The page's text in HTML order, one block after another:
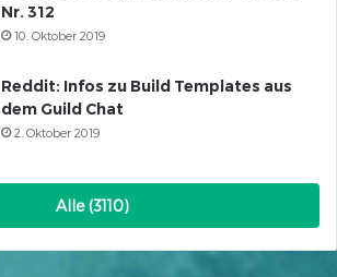
Nr. 312
10. Oktober 2019
Reddit: Infos zu Build Templates aus
dem Guild Chat
2. Oktober 2019
Alle (3110)